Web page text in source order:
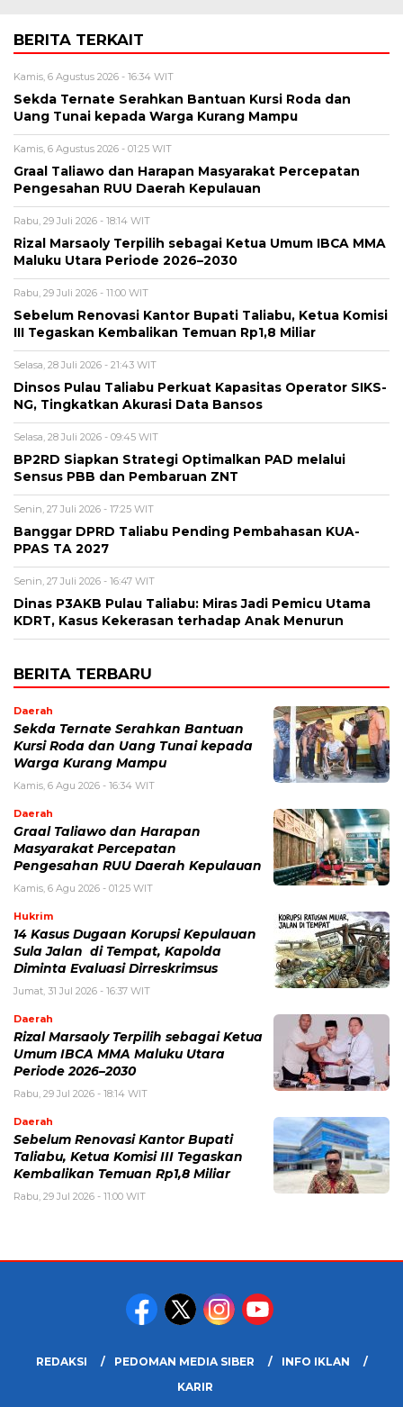
BERITA TERKAIT
Kamis, 6 Agustus 2026 - 16:34 WIT
Sekda Ternate Serahkan Bantuan Kursi Roda dan
Uang Tunai kepada Warga Kurang Mampu
Kamis, 6 Agustus 2026 - 01:25 WIT
Graal Taliawo dan Harapan Masyarakat Percepatan
Pengesahan RUU Daerah Kepulauan
Rabu, 29 Juli 2026 - 18:14 WIT
Rizal Marsaoly Terpilih sebagai Ketua Umum IBCA MMA
Maluku Utara Periode 2026–2030
Rabu, 29 Juli 2026 - 11:00 WIT
Sebelum Renovasi Kantor Bupati Taliabu, Ketua Komisi
III Tegaskan Kembalikan Temuan Rp1,8 Miliar
Selasa, 28 Juli 2026 - 21:43 WIT
Dinsos Pulau Taliabu Perkuat Kapasitas Operator SIKS-
NG, Tingkatkan Akurasi Data Bansos
Selasa, 28 Juli 2026 - 09:45 WIT
BP2RD Siapkan Strategi Optimalkan PAD melalui
Sensus PBB dan Pembaruan ZNT
Senin, 27 Juli 2026 - 17:25 WIT
Banggar DPRD Taliabu Pending Pembahasan KUA-
PPAS TA 2027
Senin, 27 Juli 2026 - 16:47 WIT
Dinas P3AKB Pulau Taliabu: Miras Jadi Pemicu Utama
KDRT, Kasus Kekerasan terhadap Anak Menurun
BERITA TERBARU
Daerah
Sekda Ternate Serahkan Bantuan
Kursi Roda dan Uang Tunai kepada
Warga Kurang Mampu
Kamis, 6 Agu 2026 - 16:34 WIT
Daerah
Graal Taliawo dan Harapan
Masyarakat Percepatan
Pengesahan RUU Daerah Kepulauan
Kamis, 6 Agu 2026 - 01:25 WIT
Hukrim
14 Kasus Dugaan Korupsi Kepulauan
Sula Jalan di Tempat, Kapolda
Diminta Evaluasi Dirreskrimsus
Jumat, 31 Jul 2026 - 16:37 WIT
Daerah
Rizal Marsaoly Terpilih sebagai Ketua
Umum IBCA MMA Maluku Utara
Periode 2026–2030
Rabu, 29 Jul 2026 - 18:14 WIT
Daerah
Sebelum Renovasi Kantor Bupati
Taliabu, Ketua Komisi III Tegaskan
Kembalikan Temuan Rp1,8 Miliar
Rabu, 29 Jul 2026 - 11:00 WIT
REDAKSI PEDOMAN MEDIA SIBER
INFO IKLAN
KARIR